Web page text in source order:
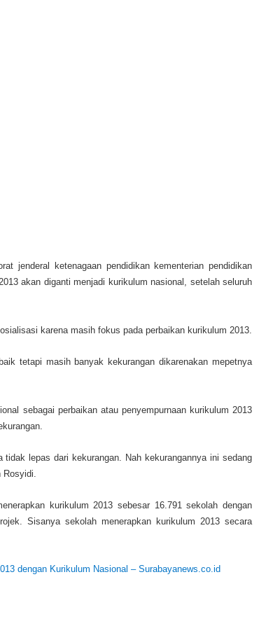
jenderal ketenagaan pendidikan kementerian pendidikan
akan diganti menjadi kurikulum nasional, setelah seluruh
karena masih fokus pada perbaikan kurikulum 2013.
tetapi masih banyak kekurangan dikarenakan mepetnya
sebagai perbaikan atau penyempurnaan kurikulum 2013
lepas dari kekurangan. Nah kekurangannya ini sedang
Rosyidi.
kurikulum 2013 sebesar 16.791 sekolah dengan
Sisanya sekolah menerapkan kurikulum 2013 secara
dengan Kurikulum Nasional – Surabayanews.co.id